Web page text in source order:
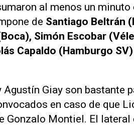
al menos un
de Santiago Beltrán
Simón Escobar
Capaldo (Hamburgo
Giay son bastante
en caso de que
Gonzalo Montiel. El lateral